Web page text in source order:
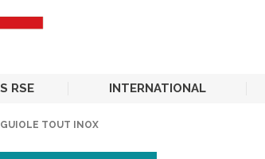
RSE INTERNATIONAL
TOUT INOX